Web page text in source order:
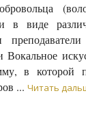
в виде
Вокальное
в которой
... Читать